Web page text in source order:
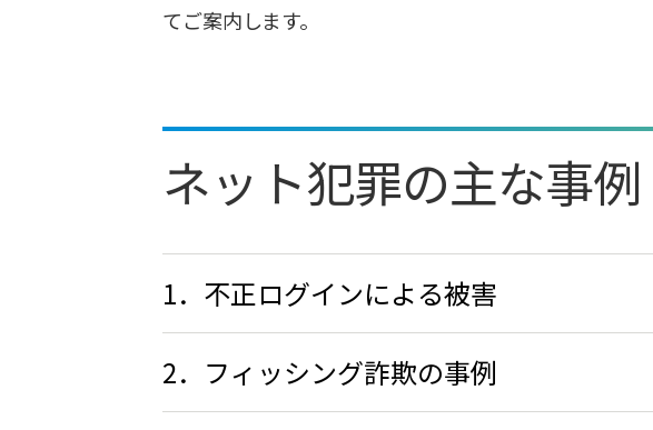
てご案内します。
ネット犯罪の主な事例
1．不正ログインによる被害
2．フィッシング詐欺の事例